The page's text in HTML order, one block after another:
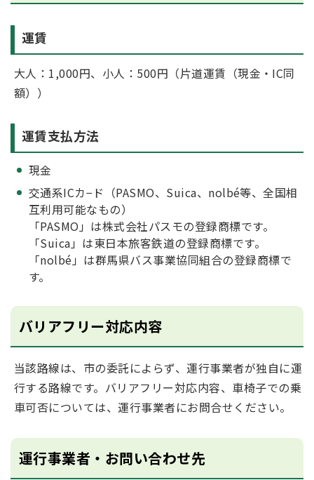
運賃
大人：1,000円、小人：500円（片道運賃（現金・IC同
額））
運賃支払方法
現金
交通系ICカ−ド（PASMO、Suica、nolbé等、全国相
互利用可能なもの）
「PASMO」は株式会社パスモの登録商標です。
「Suica」は東日本旅客鉄道の登録商標です。
「nolbé」は群馬県バス事業協同組合の登録商標で
す。
バリアフリー対応内容
当該路線は、市の委託によらず、運行事業者が独自に運
行する路線です。バリアフリー対応内容、車椅子での乗
車可否については、運行事業者にお問合せください。
運行事業者・お問い合わせ先